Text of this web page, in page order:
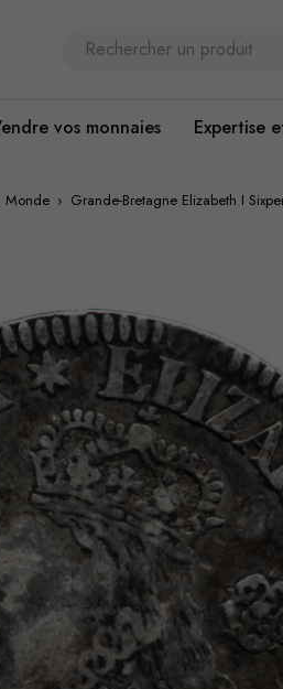
vos monnaies Expertise
Monde › Grande-Bretagne Elizabeth I